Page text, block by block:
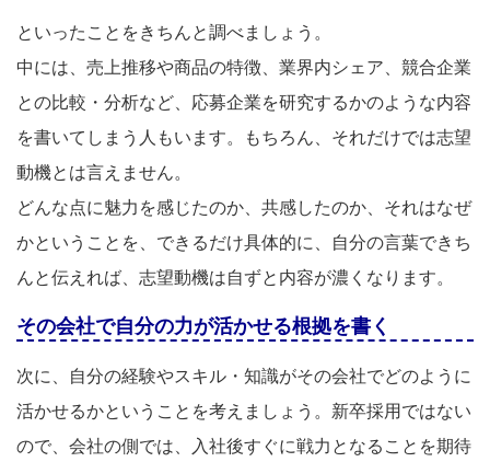
といったことをきちんと調べましょう。
中には、売上推移や商品の特徴、業界内シェア、競合企業
との比較・分析など、応募企業を研究するかのような内容
を書いてしまう人もいます。もちろん、それだけでは志望
動機とは言えません。
どんな点に魅力を感じたのか、共感したのか、それはなぜ
かということを、できるだけ具体的に、自分の言葉できち
んと伝えれば、志望動機は自ずと内容が濃くなります。
その会社で自分の力が活かせる根拠を書く
次に、自分の経験やスキル・知識がその会社でどのように
活かせるかということを考えましょう。新卒採用ではない
ので、会社の側では、入社後すぐに戦力となることを期待